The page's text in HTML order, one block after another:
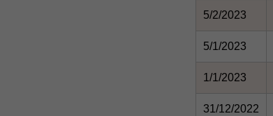
5/2/2023
5/1/2023
1/1/2023
31/12/2022